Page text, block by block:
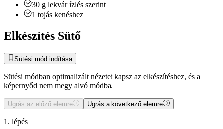
30 g lekvár ízlés szerint
1 tojás kenéshez
Elkészítés Sütő
Sütési mód indítása
Sütési módban optimalizált nézetet kapsz az elkészítéshez, és a
képernyőd nem megy alvó módba.
Ugrás az előző elemre Ugrás a következő elemre
1. lépés